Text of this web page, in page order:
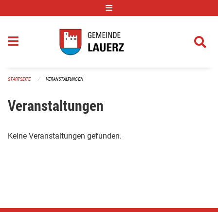
STARTSEITE VERANSTALTUNGEN
Veranstaltungen
Keine Veranstaltungen gefunden.